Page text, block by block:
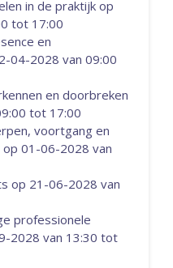
in de praktijk op
tot 17:00
en
04-2028 van 09:00
en doorbreken
tot 17:00
voortgang en
01-06-2028 van
op 21-06-2028 van
professionele
2028 van 13:30 tot